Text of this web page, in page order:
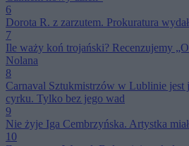
6
Dorota R. z zarzutem. Prokuratura
7
Ile waży koń trojański? Recenzujemy
Nolana
8
Carnaval Sztukmistrzów w Lublinie jest
cyrku. Tylko bez jego wad
9
Nie żyje Iga Cembrzyńska. Artystka
10